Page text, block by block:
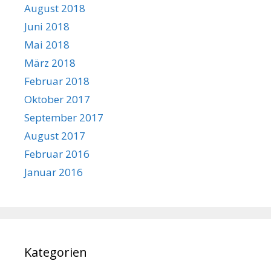
August 2018
Juni 2018
Mai 2018
März 2018
Februar 2018
Oktober 2017
September 2017
August 2017
Februar 2016
Januar 2016
Kategorien